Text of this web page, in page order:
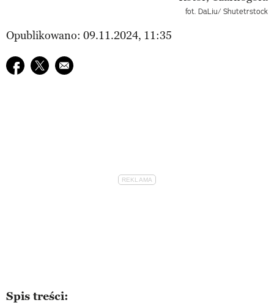
fot. DaLiu/ Shutetrstock
Opublikowano: 09.11.2024, 11:35
Udostępnij na facebook
Udostępnij na twitter
E-mail do przyjaciela
Spis treści: